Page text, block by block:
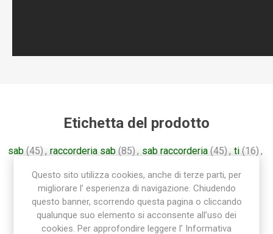
Etichetta del prodotto
sab (45) , raccorderia sab (85) , sab raccorderia (45) , ti (16) ,
Questo sito utilizza cookies, anche di terze parti, per
migliorare l’ esperienza di navigazione. Chiudendo
questo banner, scorrendo questa pagina o cliccando
qualunque suo elemento si acconsente all’uso dei
cookies. Per approfondire leggere l’ Informativa